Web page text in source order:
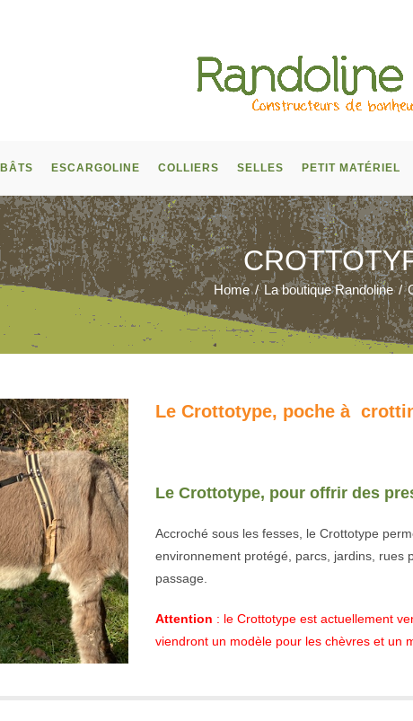
BÂTS ESCARGOLINE COLLIERS SELLES PETIT MATÉRIEL
Home / La boutique Randoline /
Le Crottotype, poche à
Le Crottotype, pour offrir des
Accroché sous les fesses, le Crottotype
environnement protégé, parcs, jardins, rues
passage.
Attention : le Crottotype est actuellement
viendront un modèle pour les chèvres et un